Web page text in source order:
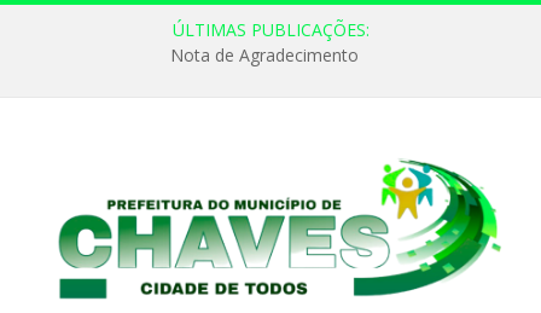
ÚLTIMAS PUBLICAÇÕES:
Nota de Agradecimento